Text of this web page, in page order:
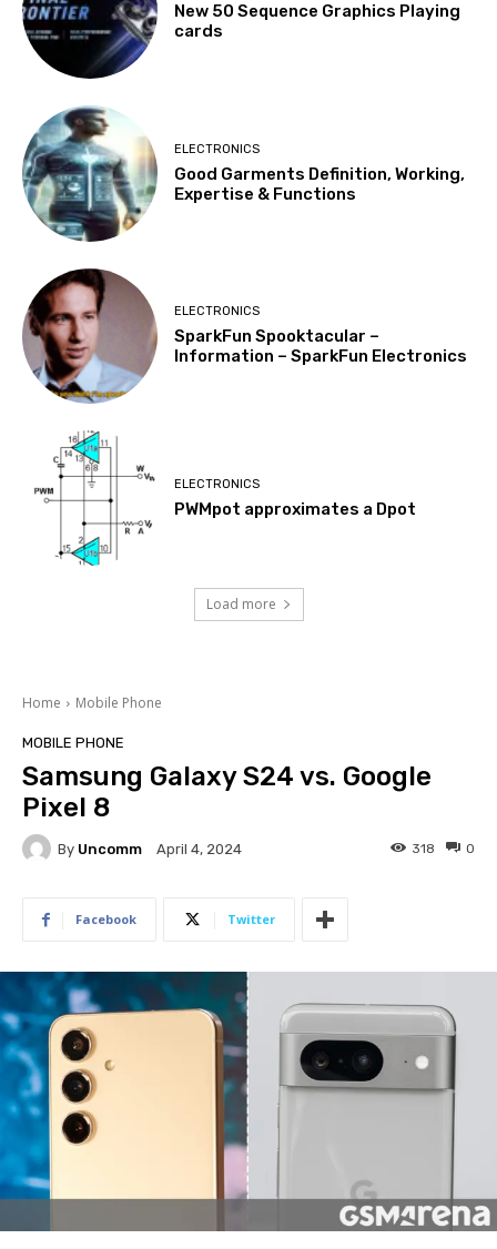
New 50 Sequence Graphics Playing
cards
ELECTRONICS
Good Garments Definition, Working,
Expertise & Functions
ELECTRONICS
SparkFun Spooktacular –
Information – SparkFun Electronics
ELECTRONICS
PWMpot approximates a Dpot
Load more